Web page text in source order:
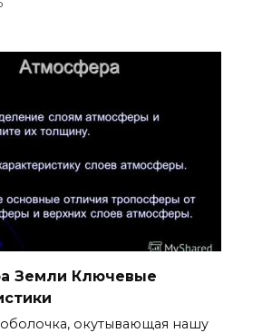
Земли Ключевые
окутывающая нашу